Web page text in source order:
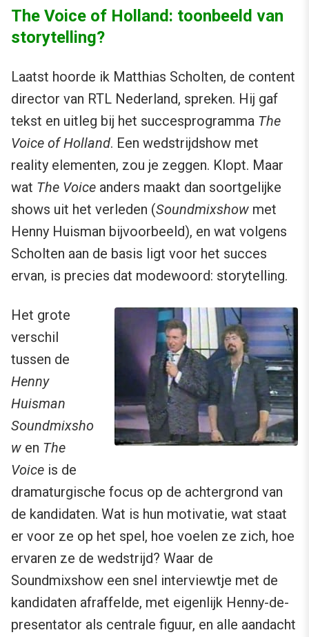
The Voice of Holland: toonbeeld van
storytelling?
Laatst hoorde ik Matthias Scholten, de content
director van RTL Nederland, spreken. Hij gaf
tekst en uitleg bij het succesprogramma The
Voice of Holland. Een wedstrijdshow met
reality elementen, zou je zeggen. Klopt. Maar
wat The Voice anders maakt dan soortgelijke
shows uit het verleden (Soundmixshow met
Henny Huisman bijvoorbeeld), en wat volgens
Scholten aan de basis ligt voor het succes
ervan, is precies dat modewoord: storytelling.
Het grote
verschil
tussen de
Henny
Huisman
Soundmixsho
w en The
Voice is de
dramaturgische focus op de achtergrond van
de kandidaten. Wat is hun motivatie, wat staat
er voor ze op het spel, hoe voelen ze zich, hoe
ervaren ze de wedstrijd? Waar de
Soundmixshow een snel interviewtje met de
kandidaten afraffelde, met eigenlijk Henny-de-
presentator als centrale figuur, en alle aandacht